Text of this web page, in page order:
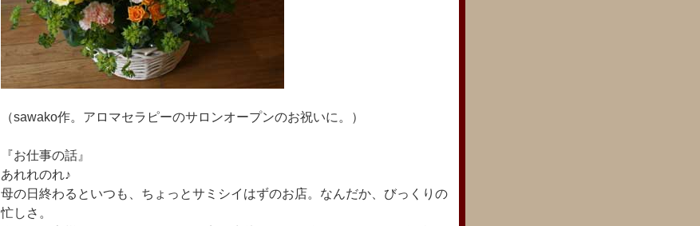
（sawako作。アロマセラピーのサロンオープンのお祝いに。）
『お仕事の話』
あれれのれ♪
母の日終わるといつも、ちょっとサミシイはずのお店。なんだか、びっくりの
忙しさ。